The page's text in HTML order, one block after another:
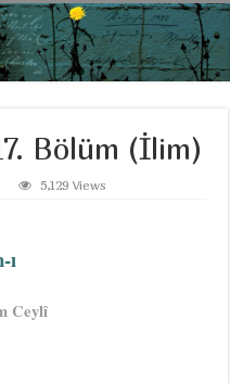
Bölüm (İlim)
5,129 Views
ı
Ceylî